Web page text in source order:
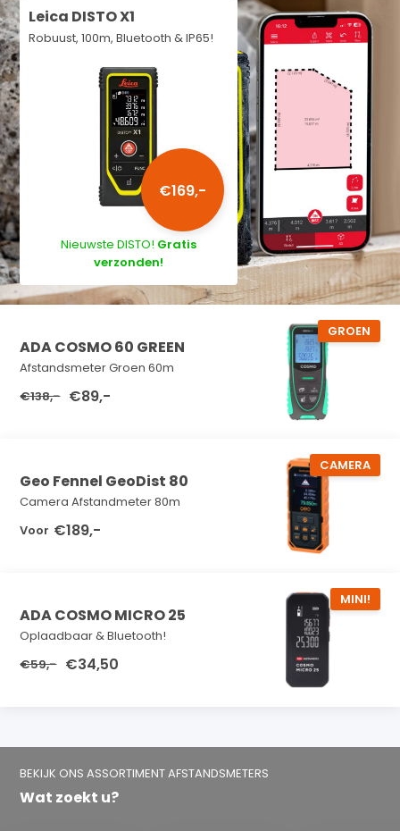
ADA COSMO 60 GREEN
Afstandsmeter Groen 60m
€138,- €89,-
GROEN
Geo Fennel GeoDist 80
Camera Afstandmeter 80m
Voor €189,-
CAMERA
ADA COSMO MICRO 25
Oplaadbaar & Bluetooth!
€59,- €34,50
MINI!
Leica DISTO X1
Robuust, 100m, Bluetooth & IP65!
€169,-
Nieuwste DISTO! Gratis
verzonden!
BEKIJK ONS ASSORTIMENT AFSTANDSMETERS
Wat zoekt u?